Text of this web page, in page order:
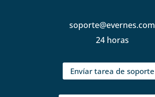
soporte@evernes.com
24 horas
Envíar tarea de soporte